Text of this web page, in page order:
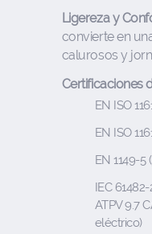
Ligereza y
convierte en
calurosos y
Certificaciones
EN ISO
EN ISO
EN 1149-
IEC
ATPV 9.7
eléctrico)